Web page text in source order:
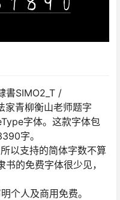
書SIMO2_T /
青柳衡山老师题字
字体。这款字体包
字。
以支持的简体字数不算
的免费字体很少见，
个人及商用免费。